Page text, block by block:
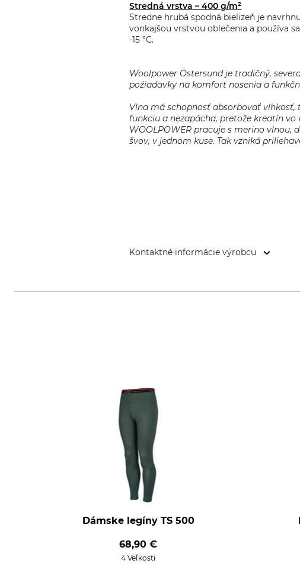
Stredná vrstva – 400 g/m²
Stredne hrubá spodná bielizeň je
vonkajšou vrstvou oblečenia a používa
-15 °C.
Woolpower Östersund je tradičný,
požiadavky na komfort nosenia a
Vlna má schopnosť absorbovať
funkciu a nezapácha, pretože kreatín
WOOLPOWER pracuje s merino
švov, v jednom kuse. Tak vzniká
Kontaktné informácie výrobcu
Dámske legíny TS 500
68,90 €
4 Veľkosti